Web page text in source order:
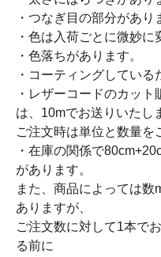
・つなぎ目の部分があり
・色は入荷ごとに微妙に
・色落ちがあります。
・コーティングしている
・レザーコードのカッ
は、10mでお送りいたし
ご注文時は単位と数量を
・在庫の関係で
があります。
また、商品によっては数
ありますが、
ご注文数に対して1本で
る前に